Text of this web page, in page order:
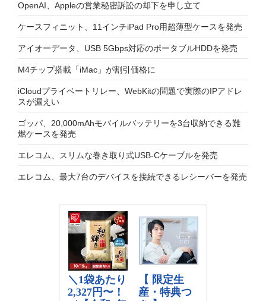
OpenAI、Appleの営業秘密訴訟の却下を申し立て
ケースフィニット、11インチiPad Pro用超薄型ケースを発売
アイオーデータ、USB 5Gbps対応のポータブルHDDを発売
M4チップ搭載「iMac」が割引価格に
iCloudプライベートリレー、WebKitの問題で実際のIPアドレ
スが漏えい
ゴッパ、20,000mAhモバイルバッテリーを3台収納できる難
燃ケースを発売
エレコム、スリムな巻き取り式USB-Cケーブルを発売
エレコム、最大7台のデバイスを接続できるレシーバーを発売